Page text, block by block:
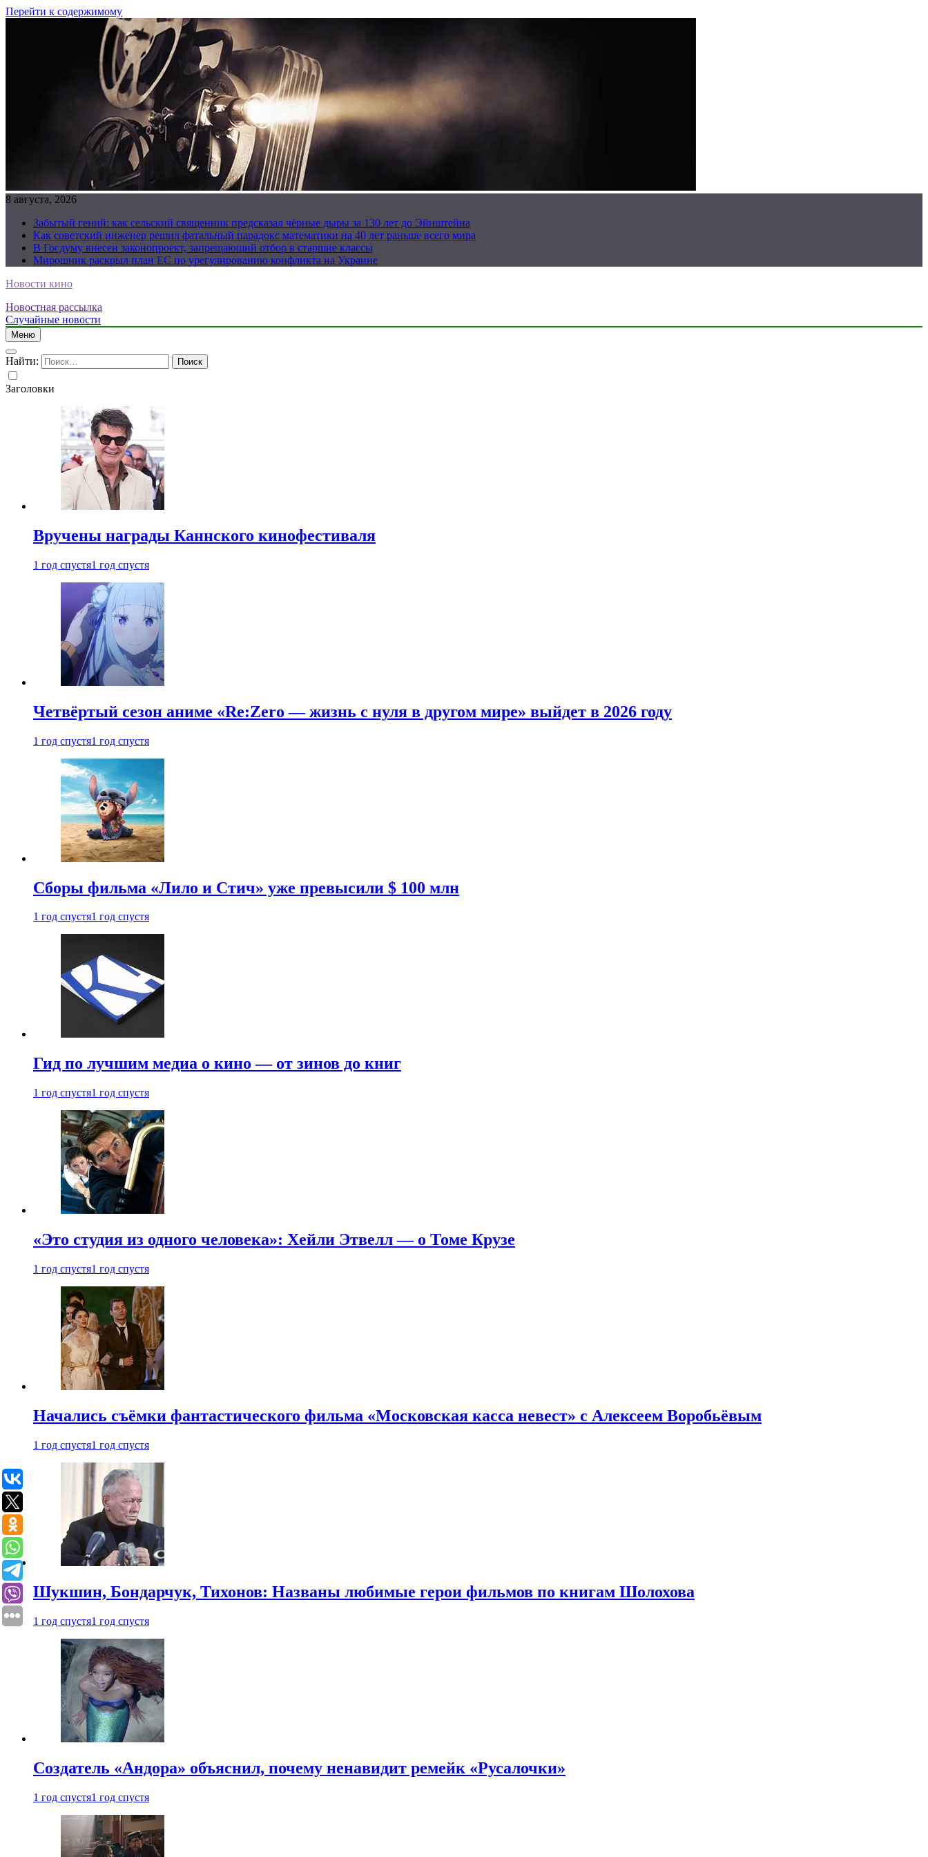
Перейти к содержимому
8 августа, 2026
Забытый гений: как сельский священник предсказал чёрные дыры за 130 лет до Эйнштейна
Как советский инженер решил фатальный парадокс математики на 40 лет раньше всего мира
В Госдуму внесен законопроект, запрещающий отбор в старшие классы
Мирошник раскрыл план ЕС по урегулированию конфликта на Украине
Новости кино
Новостная рассылка
Случайные новости
Меню
Найти:
Заголовки
Вручены награды Каннского кинофестиваля
1 год спустя1 год спустя
Четвёртый сезон аниме «Re:Zero — жизнь с нуля в другом мире» выйдет в 2026 году
1 год спустя1 год спустя
Сборы фильма «Лило и Стич» уже превысили $ 100 млн
1 год спустя1 год спустя
Гид по лучшим медиа о кино — от зинов до книг
1 год спустя1 год спустя
«Это студия из одного человека»: Хейли Этвелл — о Томе Крузе
1 год спустя1 год спустя
Начались съёмки фантастического фильма «Московская касса невест» с Алексеем Воробьёвым
1 год спустя1 год спустя
Шукшин, Бондарчук, Тихонов: Названы любимые герои фильмов по книгам Шолохова
1 год спустя1 год спустя
Создатель «Андора» объяснил, почему ненавидит ремейк «Русалочки»
1 год спустя1 год спустя